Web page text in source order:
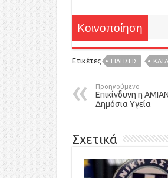
Κοινοποίηση
Ετικέτες ΕΙΔΉΣΕΙΣ
Προηγούμενο
Επικίνδυνη η
Δημόσια Υγεία
Σχετικά